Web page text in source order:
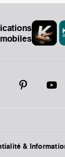
mobiles
&